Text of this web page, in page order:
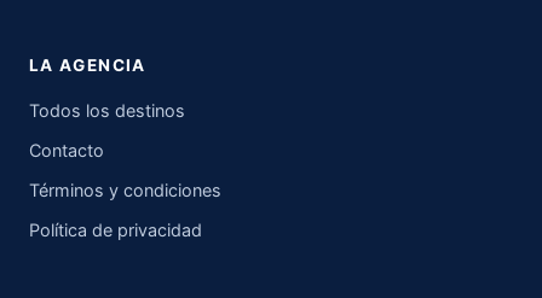
LA AGENCIA
Todos los destinos
Contacto
Términos y condiciones
Política de privacidad